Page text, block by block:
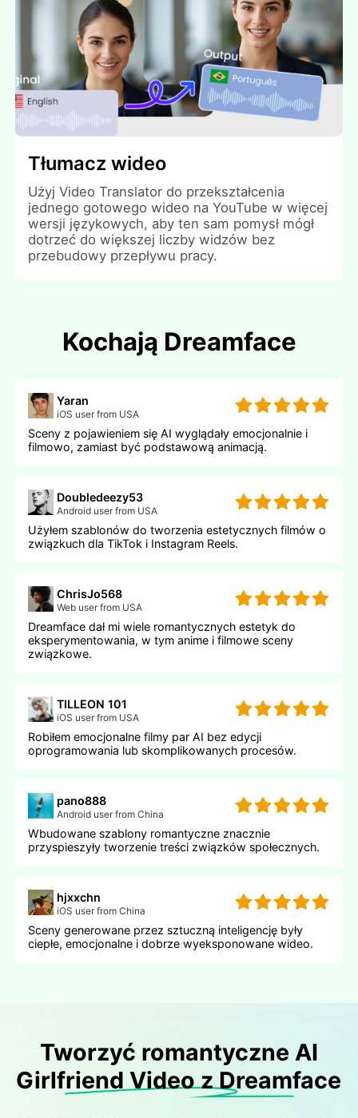
Tłumacz wideo
Użyj Video Translator do przekształcenia
jednego gotowego wideo na YouTube w więcej
wersji językowych, aby ten sam pomysł mógł
dotrzeć do większej liczby widzów bez
przebudowy przepływu pracy.
Kochają Dreamface
Yaran
iOS user from USA
Sceny z pojawieniem się AI wyglądały emocjonalnie i
filmowo, zamiast być podstawową animacją.
Doubledeezy53
Android user from USA
Użyłem szablonów do tworzenia estetycznych filmów o
związkuch dla TikTok i Instagram Reels.
ChrisJo568
Web user from USA
Dreamface dał mi wiele romantycznych estetyk do
eksperymentowania, w tym anime i filmowe sceny
związkowe.
TILLEON 101
iOS user from USA
Robiłem emocjonalne filmy par AI bez edycji
oprogramowania lub skomplikowanych procesów.
pano888
Android user from China
Wbudowane szablony romantyczne znacznie
przyspieszyły tworzenie treści związków społecznych.
hjxxchn
iOS user from China
Sceny generowane przez sztuczną inteligencję były
ciepłe, emocjonalne i dobrze wyeksponowane wideo.
Tworzyć romantyczne AI
Girlfriend Video z Dreamface